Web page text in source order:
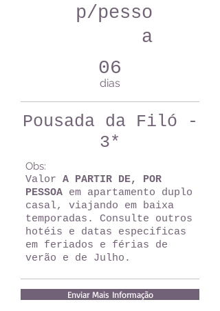
p/pesso
a
06
dias
Pousada da Filó -
3*
Obs:
Valor A PARTIR DE, POR
PESSOA em apartamento duplo
casal, viajando em baixa
temporadas. Consulte outros
hotéis e datas especificas
em feriados e férias de
verão e de Julho.
Enviar Mais Informação